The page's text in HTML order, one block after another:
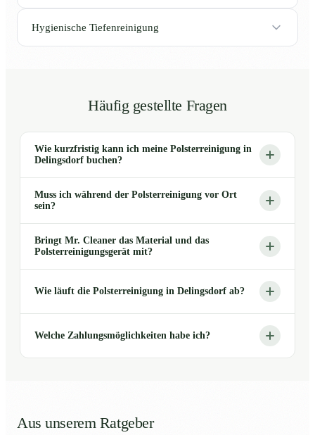
Hygienische Tiefenreinigung
Häufig gestellte Fragen
Wie kurzfristig kann ich meine Polsterreinigung in
Delingsdorf buchen?
Muss ich während der Polsterreinigung vor Ort
sein?
Bringt Mr. Cleaner das Material und das
Polsterreinigungsgerät mit?
Wie läuft die Polsterreinigung in Delingsdorf ab?
Welche Zahlungsmöglichkeiten habe ich?
Aus unserem Ratgeber